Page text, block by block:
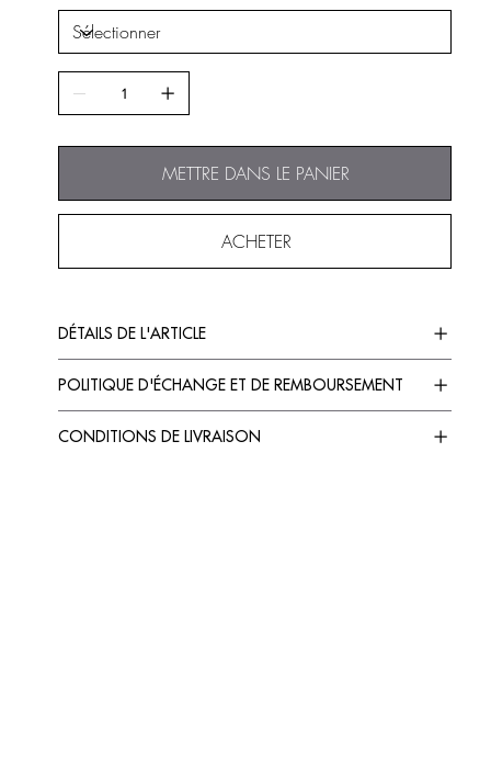
METTRE DANS LE PANIER
ACHETER
DÉTAILS DE L'ARTICLE
POLITIQUE D'ÉCHANGE ET DE REMBOURSEMENT
CONDITIONS DE LIVRAISON